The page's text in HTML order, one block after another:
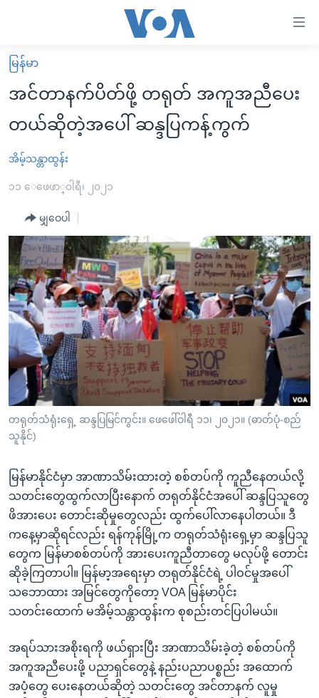
လွယ်ကူ
စေ
များ
ပင်မ
ကျော်
ကြည့်
ရန်
ပင်မ
အ
ညွန်း
စာမျက်နှာ
သို့
ကျော်
ကြည့်
ရန်
ရန်
နေရာ
သို့
ကျော်
ရန်
မူလစာမျက်နှာ
မြန်မာ
ကမ္ဘာ့သတင်းများ
နိုင်ငံတကာ
အစ္စရေး-ပါလက်စတိုင်း
ဗွီဒီယို
သတင်းလွတ်လပ်ခွင့်
အင်္ဂလိပ်စာလေ့လာမယ်
အမေရိကန်သုံးအီဒီယံ
မကြေးမုံရဲ့ အင်္ဂလိပ်စာ
ရုပ်ရှင်ထဲက အင်္ဂလိပ်စာ
သုတပဒေသာ အင်္ဂလိပ်စာ
အပတ်စဉ်ကဏ္ဍများ
ရေဒီယို
တီဗွီ
ရေဒီယိုနှင့်ရုပ်သံ အချက်အလက်များ
ရေဒီယို/တီဗွီအစီအစဉ်
Learning English
ဗွီအိုအေ လူမှုကွန်ယက်များ
မြန်မာ
အင်တာနက်ပိတ်ဖို့ တရုတ် အကူအညီပေး
တယ်ဆိုတဲ့အပေါ် ဆန္ဒပြကန့်ကွက်
အိမ့်သန္တာထွန်း
၁၁ ေဖေဖာ္၀ါရီ၊ ၂၀၂၁
မျှဝေပါ
တရုတ်သံရုံးရှေ့ ဆန္ဒပြမြင်ကွင်း။ ဖေဖေါ်ဝါရီ ၁၁၊ ၂၀၂၁။ (ဓာတ်ပုံ-စည်
သူနိုင်)
မြန်မာနိုင်ငံမှာ အာဏာသိမ်းထားတဲ့ စစ်တပ်ကို ကူညီနေတယ်လို့
သတင်းတွေထွက်လာပြီးနောက် တရုတ်နိုင်ငံအပေါ် ဆန္ဒပြသူတွေ
ဖိအားပေး တောင်းဆိုမှုတွေလည်း ထွက်ပေါ်လာနေပါတယ်။ ဒီ
ကနေ့မှာဆိုရင်လည်း ရန်ကုန်မြို့က တရုတ်သံရုံးရှေ့မှာ ဆန္ဒပြသူ
တွေက မြန်မာစစ်တပ်ကို အားပေးကူညီတာတွေ မလုပ်ဖို့ တောင်း
ဆိုခဲ့ကြတာပါ။ မြန်မာ့အရေးမှာ တရုတ်နိုင်ငံရဲ့ ပါဝင်မှုအပေါ်
သဘောထား အမြင်တွေကိုတော့ VOA မြန်မာပိုင်း
သတင်းထောက် မအိမ့်သန္တာထွန်းက စုစည်းတင်ပြပါမယ်။
အရပ်သားအစိုးရကို ဖယ်ရှားပြီး အာဏာသိမ်းခဲ့တဲ့ စစ်တပ်ကို
အကူအညီပေးဖို့ ပညာရှင်တွေနဲ့ နည်းပညာပစ္စည်း အထောက်
အပံ့တွေ ပေးနေတယ်ဆိုတဲ့ သတင်းတွေ အင်တာနက် လူမှု